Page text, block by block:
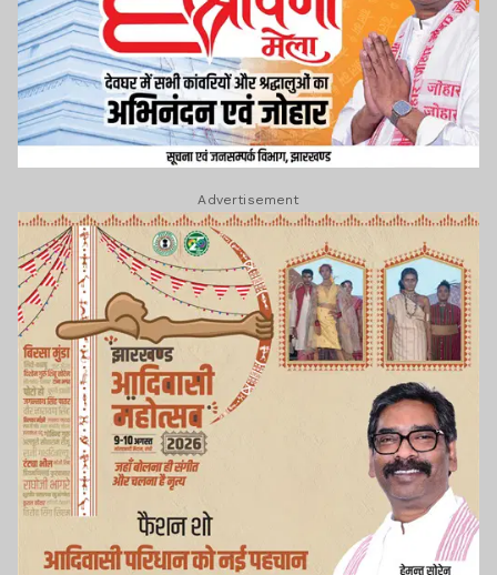
Advertisement